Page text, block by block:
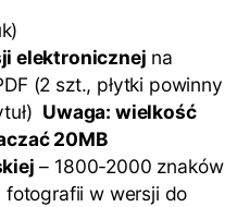
elektronicznej na
(2 szt., płytki powinny
Uwaga: wielkość
20MB
– 1800-2000 znaków
w wersji do